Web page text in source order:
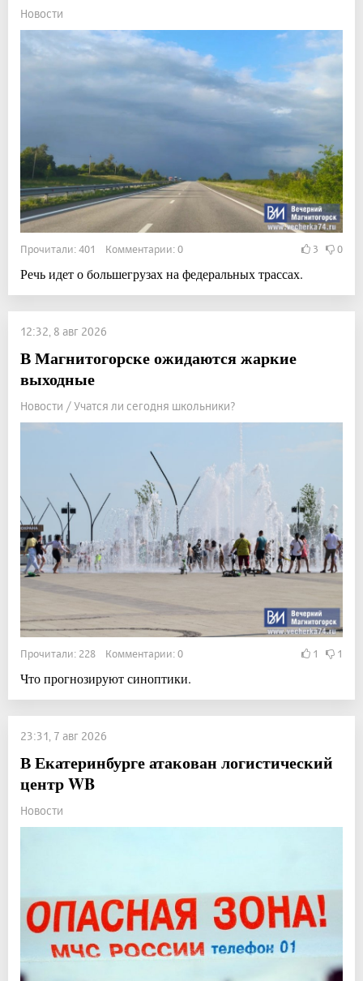
Новости
Прочитали: 401 Комментарии: 0 3 0
Речь идет о большегрузах на федеральных трассах.
12:32, 8 авг 2026
В Магнитогорске ожидаются жаркие
выходные
Новости / Учатся ли сегодня школьники?
Прочитали: 228 Комментарии: 0 1 1
Что прогнозируют синоптики.
23:31, 7 авг 2026
В Екатеринбурге атакован логистический
центр WB
Новости